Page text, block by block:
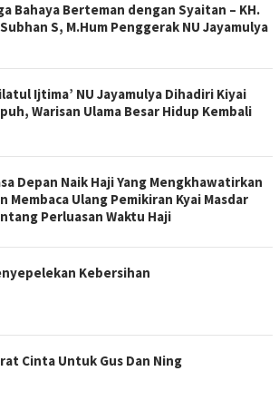
Bahaya Berteman dengan Syaitan – KH.
S, M.Hum Penggerak NU Jayamulya
Ijtima’ NU Jayamulya Dihadiri Kiyai
Warisan Ulama Besar Hidup Kembali
Depan Naik Haji Yang Mengkhawatirkan
Membaca Ulang Pemikiran Kyai Masdar
Perluasan Waktu Haji
Kebersihan
Cinta Untuk Gus Dan Ning